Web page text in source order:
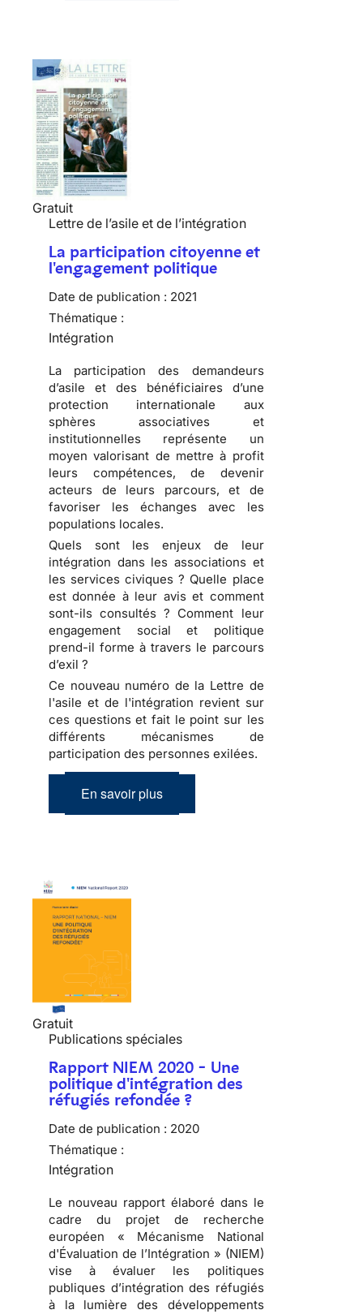
Gratuit
Lettre de l’asile et de l’intégration
La participation citoyenne et
l'engagement politique
Date de publication : 2021
Thématique :
Intégration
La participation des demandeurs
d’asile et des bénéficiaires d’une
protection internationale aux
sphères associatives et
institutionnelles représente un
moyen valorisant de mettre à profit
leurs compétences, de devenir
acteurs de leurs parcours, et de
favoriser les échanges avec les
populations locales.
Quels sont les enjeux de leur
intégration dans les associations et
les services civiques ? Quelle place
est donnée à leur avis et comment
sont-ils consultés ? Comment leur
engagement social et politique
prend-il forme à travers le parcours
d’exil ?
Ce nouveau numéro de la Lettre de
l'asile et de l'intégration revient sur
ces questions et fait le point sur les
différents mécanismes de
participation des personnes exilées.
En savoir plus
Gratuit
Publications spéciales
Rapport NIEM 2020 - Une
politique d'intégration des
réfugiés refondée ?
Date de publication : 2020
Thématique :
Intégration
Le nouveau rapport élaboré dans le
cadre du projet de recherche
européen « Mécanisme National
d'Évaluation de l’Intégration » (NIEM)
vise à évaluer les politiques
publiques d’intégration des réfugiés
à la lumière des développements